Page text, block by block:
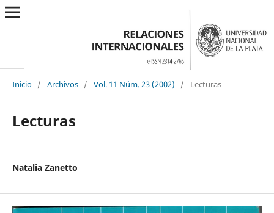
Inicio / Archivos / Vol. 11 Núm. 23 (2002) / Lecturas
Lecturas
Natalia Zanetto